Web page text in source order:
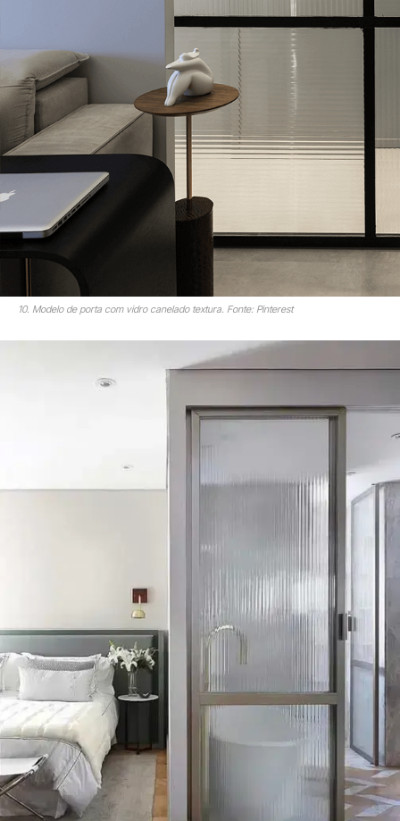
10. Modelo de porta com vidro canelado textura. Fonte: Pinterest